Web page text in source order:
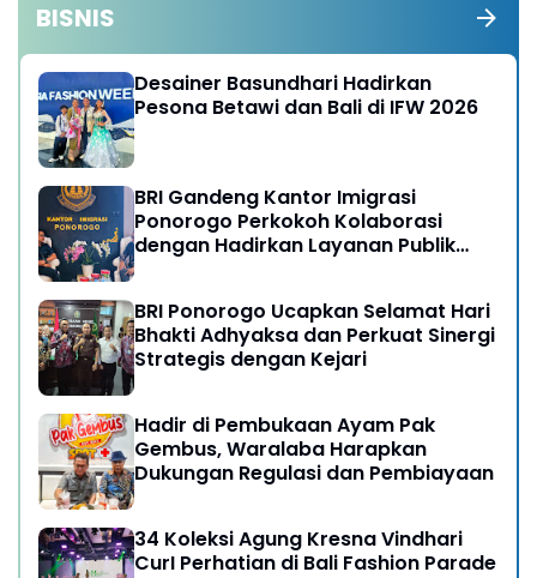
BISNIS
Desainer Basundhari Hadirkan
Pesona Betawi dan Bali di IFW 2026
BRI Gandeng Kantor Imigrasi
Ponorogo Perkokoh Kolaborasi
dengan Hadirkan Layanan Publik
BRI Ponorogo Ucapkan Selamat Hari
Bhakti Adhyaksa dan Perkuat Sinergi
Strategis dengan Kejari
Hadir di Pembukaan Ayam Pak
Gembus, Waralaba Harapkan
Dukungan Regulasi dan Pembiayaan
34 Koleksi Agung Kresna Vindhari
CurI Perhatian di Bali Fashion Parade